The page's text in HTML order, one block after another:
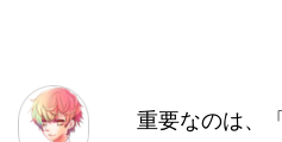
重要なのは、